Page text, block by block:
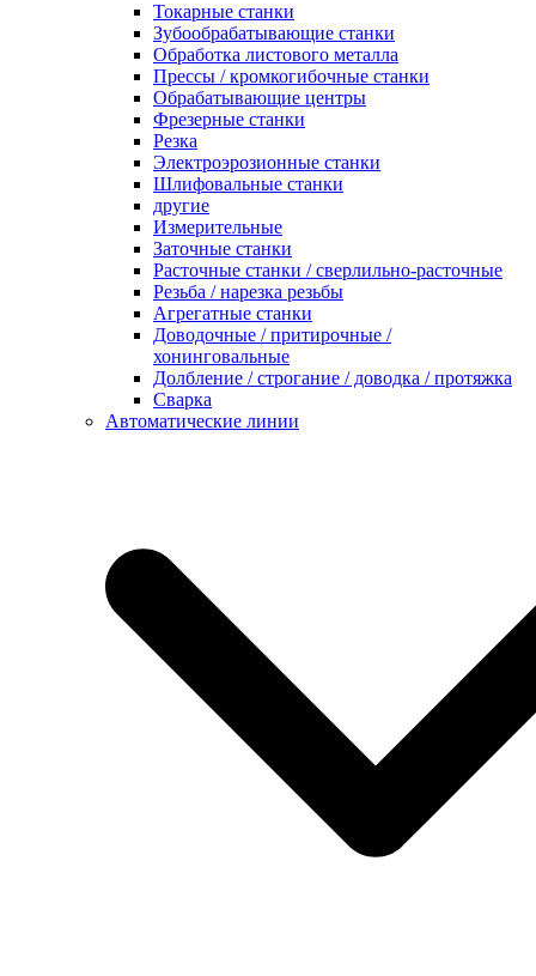
Токарные станки
Зубообрабатывающие станки
Обработка листового металла
Прессы / кромкогибочные станки
Обрабатывающие центры
Фрезерные станки
Резка
Электроэрозионные станки
Шлифовальные станки
другие
Измерительные
Заточные станки
Расточные станки / сверлильно-расточные
Резьба / нарезка резьбы
Агрегатные станки
Доводочные / притирочные /
хонинговальные
Долбление / строгание / доводка / протяжка
Сварка
Автоматические линии